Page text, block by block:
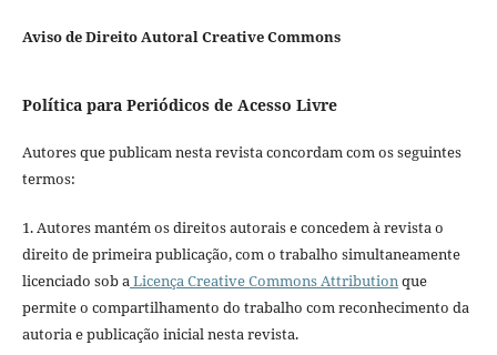
Aviso de Direito Autoral Creative Commons
Política para Periódicos de Acesso Livre
Autores que publicam nesta revista concordam com os seguintes
termos:
1. Autores mantém os direitos autorais e concedem à revista o
direito de primeira publicação, com o trabalho simultaneamente
licenciado sob aLicença Creative Commons Attributionque
permite o compartilhamento do trabalho com reconhecimento da
autoria e publicação inicial nesta revista.